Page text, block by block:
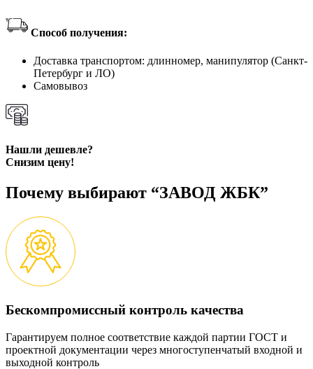
Способ получения:
Доставка транспортом: длинномер, манипулятор (Санкт-
Петербург и ЛО)
Самовывоз
Нашли дешевле?
Снизим цену!
Почему выбирают “ЗАВОД ЖБК”
Бескомпромиссный контроль качества
Гарантируем полное соответствие каждой партии ГОСТ и
проектной документации через многоступенчатый входной и
выходной контроль